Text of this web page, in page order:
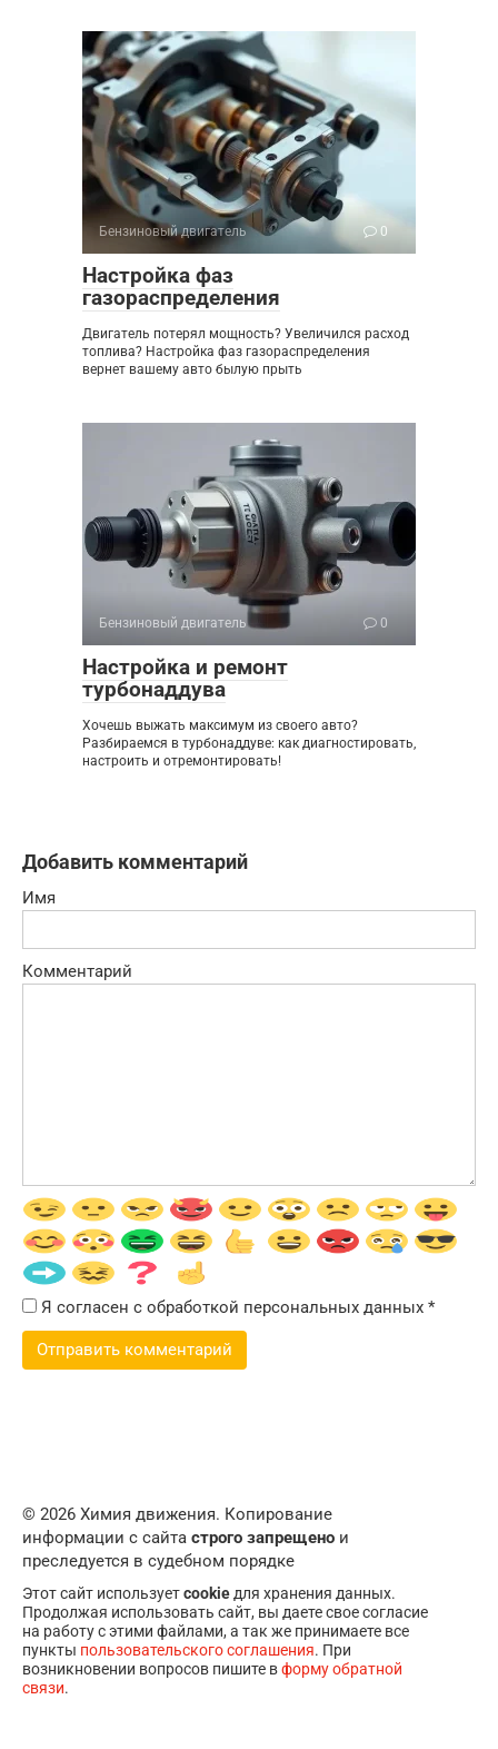
Бензиновый двигатель 0
Настройка фаз
газораспределения
Двигатель потерял мощность? Увеличился расход
топлива? Настройка фаз газораспределения
вернет вашему авто былую прыть
Бензиновый двигатель 0
Настройка и ремонт
турбонаддува
Хочешь выжать максимум из своего авто?
Разбираемся в турбонаддуве: как диагностировать,
настроить и отремонтировать!
Добавить комментарий
Имя
Комментарий
Я согласен с обработкой персональных данных *
© 2026 Химия движения. Копирование
информации с сайта строго запрещено и
преследуется в судебном порядке
Этот сайт используетcookieдля хранения данных.
Продолжая использовать сайт, вы даете свое согласие
на работу с этими файлами, а так же принимаете все
пункты пользовательского соглашения. При
возникновении вопросов пишите вформу обратной
связи.